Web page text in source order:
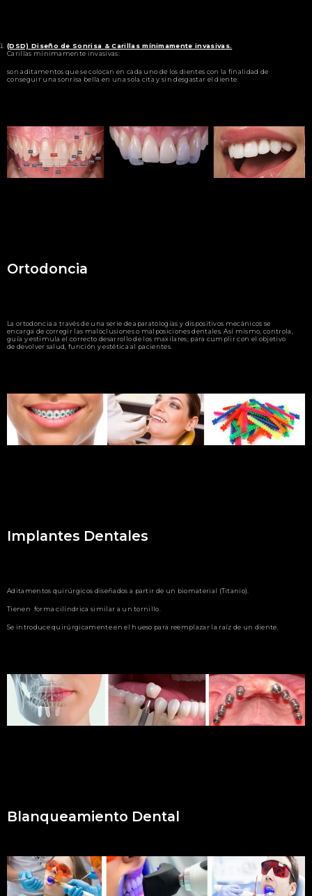
(DSD) Diseño de Sonrisa & Carillas mínimamente invasivas.
Carillas mínimamente invasivas:
son aditamentos que se colocan en cada uno de los dientes con la finalidad de
conseguir una sonrisa bella en una sola cita y sin desgastar el diente.
Ortodoncia
La ortodoncia a través de una serie de aparatologías y dispositivos mecánicos se
encarga de corregir las maloclusiones o malposiciones dentales. Así mismo, controla,
guía y estimula el correcto desarrollo de los maxilares, para cumplir con el objetivo
de devolver salud, función y estética al pacientes.
Implantes Dentales
Aditamentos quirúrgicos diseñados a partir de un biomaterial (Titanio).
Tienen forma cilíndrica similar a un tornillo.
Se introduce quirúrgicamente en el hueso para reemplazar la raíz de un diente.
Blanqueamiento Dental